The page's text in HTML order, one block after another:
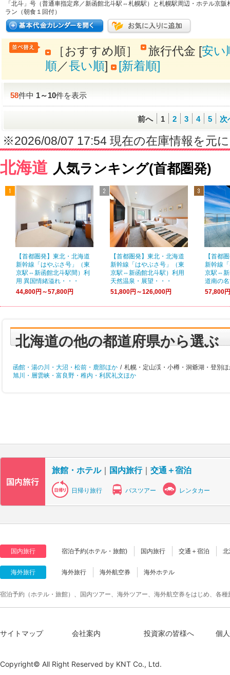
「北斗」号（普通車指定席／新函館北斗駅⇔札幌駅）と札幌駅周辺・ホテル京阪
ラン（朝食１回付）
［おすすめ順］ 旅行代金 [安い
順／長い順] [新着順]
58件中1～10件を表示
前へ 1 2 3 4 5 次
※2026/08/07 17:54 現在の在庫情報を元
北海道 人気ランキング(首都圏発)
【首都圏発】東北・北海道
新幹線「はやぶさ号」（東
京駅⇔新函館北斗駅間）利
用 異国情緒溢れ・・・
44,800円～57,800円
【首都圏発】東北・北海道
新幹線「はやぶさ号」（東
京駅⇔新函館北斗駅）利用
天然温泉・展望・・・
51,800円～126,000円
【首都
新幹線
京駅⇔新
道南の
57,800
北海道の他の都道府県から選ぶ
函館・湯の川・大沼・松前・鹿部ほか / 札幌・定山渓・小樽・洞爺湖・登別ほ
旭川・層雲峡・富良野・稚内・利尻礼文ほか
旅館・ホテル｜ 国内旅行｜ 交通＋宿泊
日帰り旅行 バスツアー レンタカー
国内旅行 宿泊予約(ホテル・旅館) 国内旅行 交通＋宿泊
海外旅行 海外旅行 海外航空券 海外ホテル
宿泊予約（ホテル・旅館）、国内ツアー、海外ツアー、海外航空券をはじめ、各
サイトマップ 会社案内 投資家の皆様へ 個
Copyright© All Right Reserved by KNT Co., Ltd.